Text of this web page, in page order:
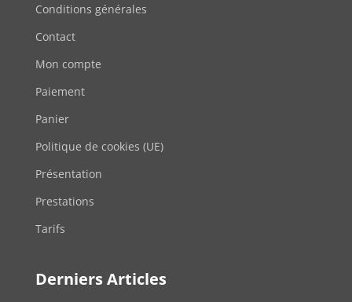
Conditions générales
Contact
Mon compte
Paiement
Panier
Politique de cookies (UE)
Présentation
Prestations
Tarifs
Derniers Articles